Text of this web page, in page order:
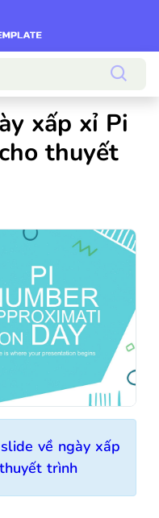
xấp xỉ Pi
thuyết
về ngày xấp
trình